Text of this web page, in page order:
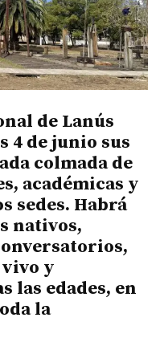
de Lanús
4 de junio sus
colmada de
académicas y
sedes. Habrá
nativos,
y
las edades, en
la